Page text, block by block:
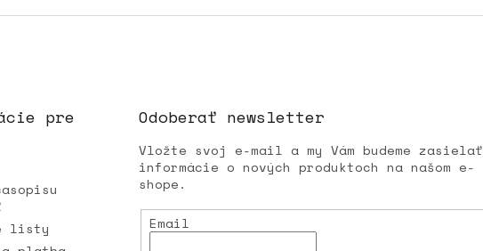
v
p
r
y
pre
listy
Odoberať newsletter
Vložte svoj e-mail a my Vám budeme zasielať
informácie o nových produktoch na našom e-
shope.
Email